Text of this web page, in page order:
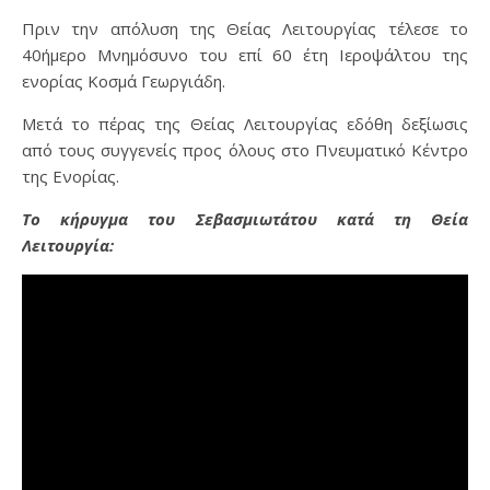
Πριν την απόλυση της Θείας Λειτουργίας τέλεσε το
40ήμερο Μνημόσυνο του επί 60 έτη Ιεροψάλτου της
ενορίας Κοσμά Γεωργιάδη.
Μετά το πέρας της Θείας Λειτουργίας εδόθη δεξίωσις
από τους συγγενείς προς όλους στο Πνευματικό Κέντρο
της Ενορίας.
Το κήρυγμα του Σεβασμιωτάτου κατά τη Θεία
Λειτουργία: